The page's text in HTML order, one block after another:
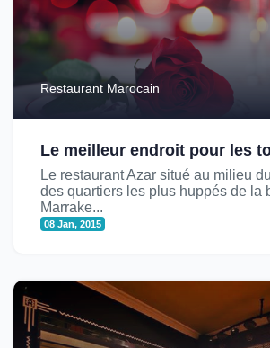
Restaurant Marocain
Le meilleur endroit pour les
Le restaurant Azar situé au milieu
des quartiers les plus huppés de la
Marrake...
08 Jan, 2015